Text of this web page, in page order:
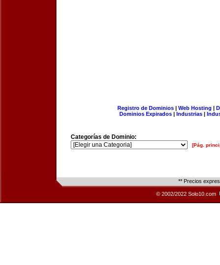
Registro de Dominios| Web Hosting |
Dominios Expirados | Industrias |
Categorías de Dominio:
[Pág.
** Precios
© 2002/2022 Solo10.com